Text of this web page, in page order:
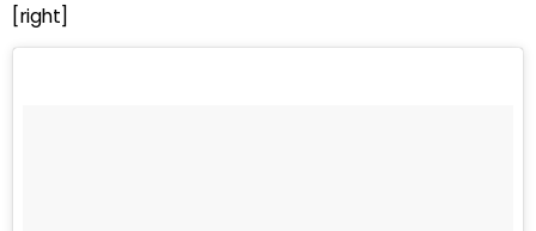
[right]